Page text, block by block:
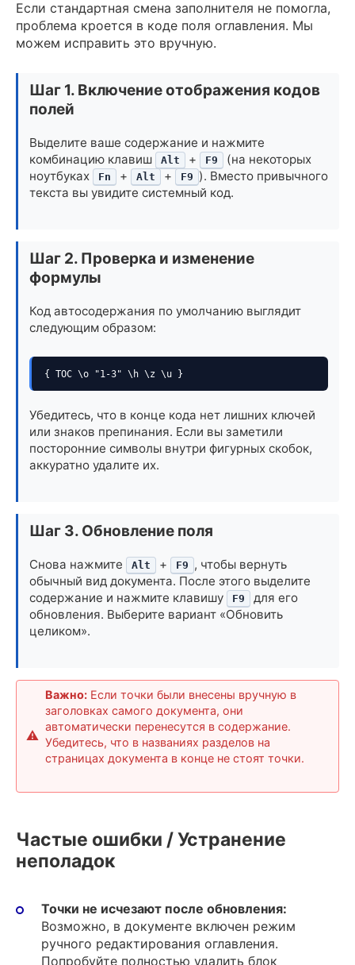
Если стандартная смена заполнителя не помогла,
проблема кроется в коде поля оглавления. Мы
можем исправить это вручную.
Шаг 1. Включение отображения кодов
полей
Выделите ваше содержание и нажмите
комбинацию клавиш
Alt + F9
(на некоторых
ноутбуках
Fn + Alt + F9 ). Вместо привычного
текста вы увидите системный код.
Шаг 2. Проверка и изменение
формулы
Код автосодержания по умолчанию выглядит
следующим образом:
{ TOC \o "1-3" \h \z \u }
Убедитесь, что в конце кода нет лишних ключей
или знаков препинания. Если вы заметили
посторонние символы внутри фигурных скобок,
аккуратно удалите их.
Шаг 3. Обновление поля
Снова нажмите Alt + F9 , чтобы вернуть
обычный вид документа. После этого выделите
содержание и нажмите клавишу
F9
для его
обновления. Выберите вариант «Обновить
целиком».
Важно: Если точки были внесены вручную в
заголовках самого документа, они
автоматически перенесутся в содержание.
Убедитесь, что в названиях разделов на
страницах документа в конце не стоят точки.
Частые ошибки / Устранение
неполадок
Точки не исчезают после обновления:
Возможно, в документе включен режим
ручного редактирования оглавления.
Попробуйте полностью удалить блок